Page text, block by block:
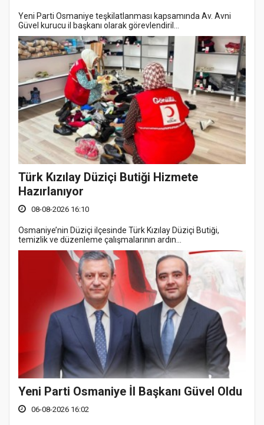
Yeni Parti Osmaniye teşkilatlanması kapsamında Av. Avni
Güvel kurucu il başkanı olarak görevlendiril...
Türk Kızılay Düziçi Butiği Hizmete
Hazırlanıyor
08-08-2026 16:10
Osmaniye’nin Düziçi ilçesinde Türk Kızılay Düziçi Butiği,
temizlik ve düzenleme çalışmalarının ardın...
Yeni Parti Osmaniye İl Başkanı Güvel Oldu
06-08-2026 16:02